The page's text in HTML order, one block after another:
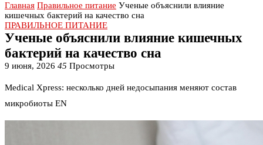
Главная Правильное питание Ученые объяснили влияние
кишечных бактерий на качество сна
ПРАВИЛЬНОЕ ПИТАНИЕ
Ученые объяснили влияние кишечных
бактерий на качество сна
9 июня, 2026 45 Просмотры
Medical Xpress: несколько дней недосыпания меняют состав
микробиоты EN